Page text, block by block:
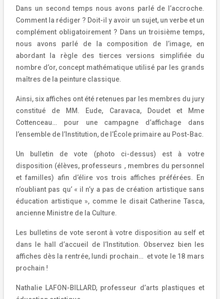
Dans un second temps nous avons parlé de l’accroche.
Comment la rédiger ? Doit-il y avoir un sujet, un verbe et un
complément obligatoirement ? Dans un troisième temps,
nous avons parlé de la composition de l’image, en
abordant la règle des tierces versions simplifiée du
nombre d’or, concept mathématique utilisé par les grands
maîtres de la peinture classique.
Ainsi, six affiches ont été retenues par les membres du jury
constitué de MM. Eude, Caravaca, Doudet et Mme
Cottenceau… pour une campagne d’affichage dans
l’ensemble de l’Institution, de l’École primaire au Post-Bac.
Un bulletin de vote (photo ci-dessus) est à votre
disposition (élèves, professeurs , membres du personnel
et familles) afin d’élire vos trois affiches préférées. En
n’oubliant pas qu’ « il n’y a pas de création artistique sans
éducation artistique », comme le disait Catherine Tasca,
ancienne Ministre de la Culture.
Les bulletins de vote seront à votre disposition au self et
dans le hall d’accueil de l’Institution. Observez bien les
affiches dès la rentrée, lundi prochain… et vote le 18 mars
prochain !
Nathalie LAFON-BILLARD, professeur d’arts plastiques et